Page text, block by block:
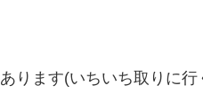
ります(いちいち取りに